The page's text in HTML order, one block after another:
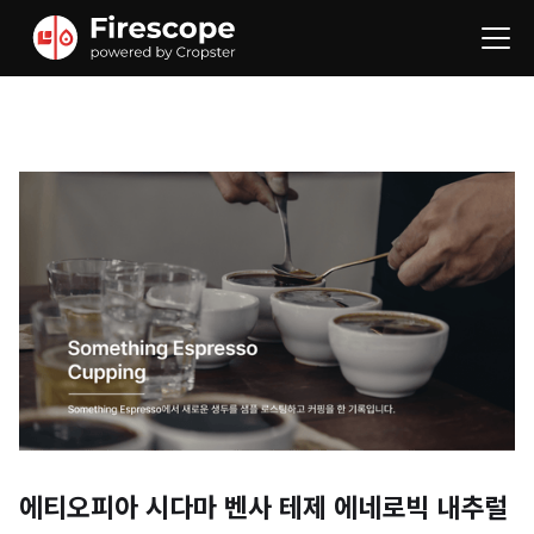
에티오피아 시다마 벤사 테제 에네로빅 내추럴